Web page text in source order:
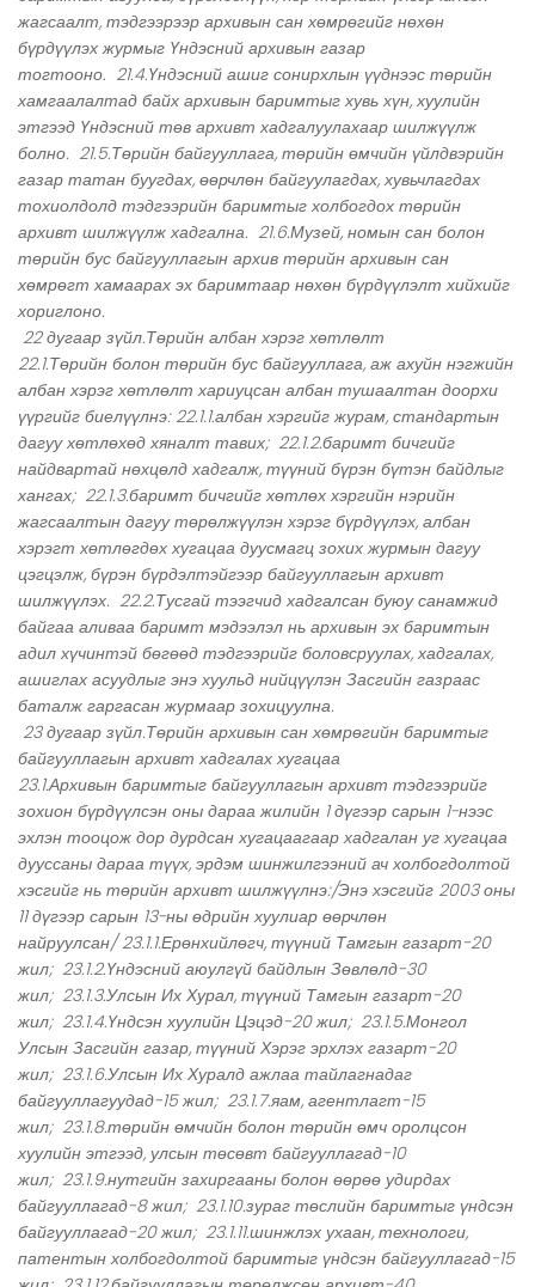
жагсаалт, тэдгээрээр архивын сан хөмрөгийг нөхөн
бүрдүүлэх журмыг Үндэсний архивын газар
тогтооно. 21.4.Үндэсний ашиг сонирхлын үүднээс төрийн
хамгаалалтад байх архивын баримтыг хувь хүн, хуулийн
этгээд Үндэсний төв архивт хадгалуулахаар шилжүүлж
болно. 21.5.Төрийн байгууллага, төрийн өмчийн үйлдвэрийн
газар татан буугдах, өөрчлөн байгуулагдах, хувьчлагдах
тохиолдолд тэдгээрийн баримтыг холбогдох төрийн
архивт шилжүүлж хадгална. 21.6.Музей, номын сан болон
төрийн бус байгууллагын архив төрийн архивын сан
хөмрөгт хамаарах эх баримтаар нөхөн бүрдүүлэлт хийхийг
хориглоно.
22 дугаар зүйл.Төрийн албан хэрэг хөтлөлт
22.1.Төрийн болон төрийн бус байгууллага, аж ахуйн нэгжийн
албан хэрэг хөтлөлт хариуцсан албан тушаалтан доорхи
үүргийг биелүүлнэ: 22.1.1.албан хэргийг журам, стандартын
дагуу хөтлөхөд хяналт тавих; 22.1.2.баримт бичгийг
найдвартай нөхцөлд хадгалж, түүний бүрэн бүтэн байдлыг
хангах; 22.1.3.баримт бичгийг хөтлөх хэргийн нэрийн
жагсаалтын дагуу төрөлжүүлэн хэрэг бүрдүүлэх, албан
хэрэгт хөтлөгдөх хугацаа дуусмагц зохих журмын дагуу
цэгцэлж, бүрэн бүрдэлтэйгээр байгууллагын архивт
шилжүүлэх. 22.2.Тусгай тээгчид хадгалсан буюу санамжид
байгаа аливаа баримт мэдээлэл нь архивын эх баримтын
адил хүчинтэй бөгөөд тэдгээрийг боловсруулах, хадгалах,
ашиглах асуудлыг энэ хуульд нийцүүлэн Засгийн газраас
баталж гаргасан журмаар зохицуулна.
23 дугаар зүйл.Төрийн архивын сан хөмрөгийн баримтыг
байгууллагын архивт хадгалах хугацаа
23.1.Архивын баримтыг байгууллагын архивт тэдгээрийг
зохион бүрдүүлсэн оны дараа жилийн 1 дүгээр сарын 1-нээс
эхлэн тооцож дор дурдсан хугацаагаар хадгалан уг хугацаа
дууссаны дараа түүх, эрдэм шинжилгээний ач холбогдолтой
хэсгийг нь төрийн архивт шилжүүлнэ:/Энэ хэсгийг 2003 оны
11 дүгээр сарын 13-ны өдрийн хуулиар өөрчлөн
найруулсан/ 23.1.1.Ерөнхийлөгч, түүний Тамгын газарт-20
жил; 23.1.2.Үндэсний аюулгүй байдлын Зөвлөлд-30
жил; 23.1.3.Улсын Их Хурал, түүний Тамгын газарт-20
жил; 23.1.4.Үндсэн хуулийн Цэцэд-20 жил; 23.1.5.Монгол
Улсын Засгийн газар, түүний Хэрэг эрхлэх газарт-20
жил; 23.1.6.Улсын Их Хуралд ажлаа тайлагнадаг
байгууллагуудад-15 жил; 23.1.7.яам, агентлагт-15
жил; 23.1.8.төрийн өмчийн болон төрийн өмч оролцсон
хуулийн этгээд, улсын төсөвт байгууллагад-10
жил; 23.1.9.нутгийн захиргааны болон өөрөө удирдах
байгууллагад-8 жил; 23.1.10.зураг төслийн баримтыг үндсэн
байгууллагад-20 жил; 23.1.11.шинжлэх ухаан, технологи,
патентын холбогдолтой баримтыг үндсэн байгууллагад-15